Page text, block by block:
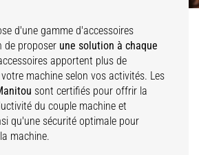
d'une gamme d'accessoires
de proposer une solution à chaque
apportent plus de
machine selon vos activités. Les
sont certifiés pour offrir la
du couple machine et
qu'une sécurité optimale pour
machine.